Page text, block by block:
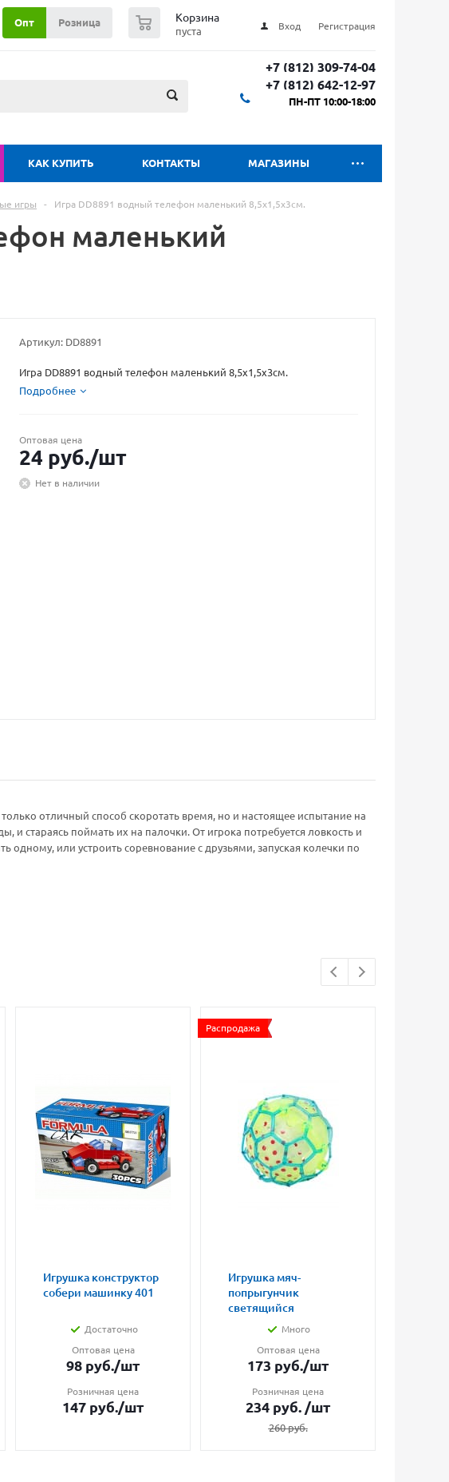
Вход Регистрация
Корзина
пуста
Опт Розница
+7 (812) 309-74-04
+7 (812) 642-12-97
ПН-ПТ 10:00-18:00
КАК КУПИТЬ КОНТАКТЫ МАГАЗИНЫ
игры - Игра DD8891 водный телефон маленький 8,5х1,5х3см.
маленький
Артикул: DD8891
Игра DD8891 водный телефон маленький 8,5х1,5х3см.
Подробнее
Оптовая цена
24 руб./шт
Нет в наличии
отличный способ скоротать время, но и настоящее испытание на
и стараясь поймать их на палочки. От игрока потребуется ловкость и
или устроить соревнование с друзьями, запуская колечки по
Игрушка конструктор
собери машинку 401
Достаточно
Оптовая цена
98 руб./шт
Розничная цена
147 руб./шт
Распродажа
Игрушка мяч-
попрыгунчик
светящийся
Много
Оптовая цена
173 руб./шт
Розничная цена
234 руб. /шт
260руб.